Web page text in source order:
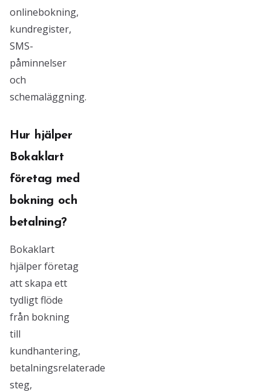
onlinebokning,
kundregister,
SMS-
påminnelser
och
schemaläggning.
Hur hjälper
Bokaklart
företag med
bokning och
betalning?
Bokaklart
hjälper företag
att skapa ett
tydligt flöde
från bokning
till
kundhantering,
betalningsrelaterade
steg,